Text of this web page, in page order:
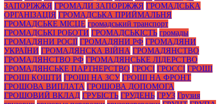
ЗАПОРІЖЖЯ ГРОМАДИ ЗАПОРІЖЖЯ ГРОМАДСЬКА
ОРГАНІЗАЦІЯ ГРОМАДСЬКА ПРИЙМАЛЬНЯ
ГРОМАДСЬКЕ МІСЦЕ громадський транспорт
ГРОМАДСЬКІ РОБОТИ ГРОМАДСЬКІСТЬ громады
ГРОМАДЯНИ РОСІЇ ГРОМАДЯНИ РФ ГРОМАДЯНИ
УКРАЇНИ ГРОМАДЯНСКА ВІЙНА ГРОМАДЯНСТВО
ГРОМАДЯНСТВО РФ ГРОМАДЯНСЬКЕ ЛІДЕРСТВО
ГРОМАДЯНСЬКЕ ПАРТНЕРСТВО ГРОСІ ГРОССІ ГРОШІ
ГРОШІ КОШТИ ГРОШІ НА ЗСУ ГРОШІ НА ФРОНТ
ГРОШОВА ВИПЛАТА ГРОШОВА ДОПОМОГА
ГРОШОВИЙ ВКЛАД ГРУБІСТЬ ГРУДЕНЬ ГРУЗ Грузия